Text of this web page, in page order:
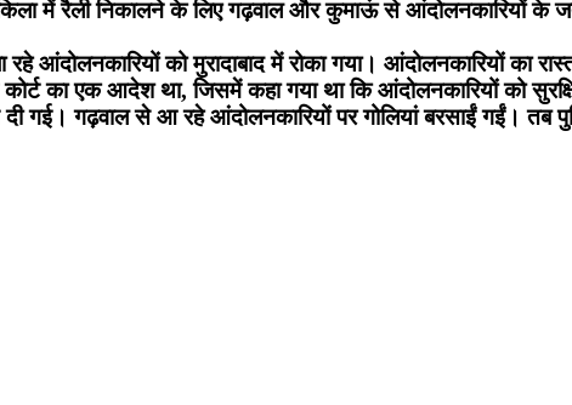
में रैली निकालने के लिए गढ़वाल और कुमाऊं से आंदोलनकारियों के
को मुरादाबाद में रोका गया। आंदोलनकारियों का
का एक आदेश था, जिसमें कहा गया था कि आंदोलनकारियों को
गई। गढ़वाल से आ रहे आंदोलनकारियों पर गोलियां बरसाईं गईं।